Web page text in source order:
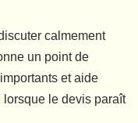
calmement
un point de
et aide
lorsque le devis paraît